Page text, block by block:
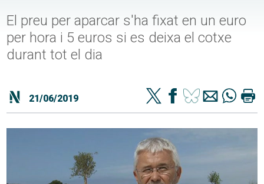
El preu per aparcar s'ha fixat en un euro
per hora i 5 euros si es deixa el cotxe
durant tot el dia
21/06/2019